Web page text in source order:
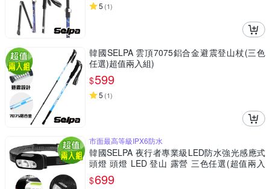
5 (1)
韓國SELPA 雲頂7075鋁合金避震登山杖(三色
任選)超值兩入組)
$599
5 (1)
市面最高等級IPX6防水
韓國SELPA 夜行者專業級LED防水強光感應式
頭燈 頭燈 LED 登山 露營 三色任選(超值兩入
組)
$699